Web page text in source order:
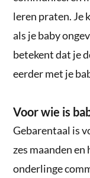
leren praten. Je
als je baby
betekent dat je
eerder met je
Voor wie is
Gebarentaal is
zes maanden
onderlinge